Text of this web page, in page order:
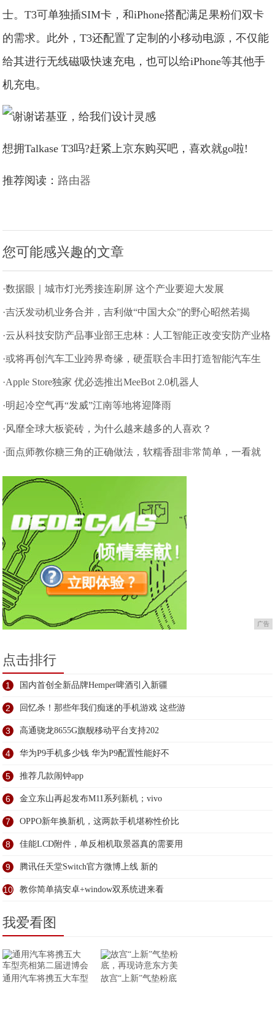
士。T3可单独插SIM卡，和iPhone搭配满足果粉们双卡
的需求。此外，T3还配置了定制的小移动电源，不仅能
给其进行无线磁吸快速充电，也可以给iPhone等其他手
机充电。
想拥Talkase T3吗?赶紧上京东购买吧，喜欢就go啦!
推荐阅读： 路由器
您可能感兴趣的文章
·数据眼｜城市灯光秀接连刷屏 这个产业要迎大发展
·吉沃发动机业务合并，吉利做“中国大众”的野心昭然若揭
·云从科技安防产品事业部王忠林：人工智能正改变安防产业格
局
·或将再创汽车工业跨界奇缘，硬蛋联合丰田打造智能汽车生
态
·Apple Store独家 优必选推出MeeBot 2.0机器人
·明起冷空气再“发威”江南等地将迎降雨
·风靡全球大板瓷砖，为什么越来越多的人喜欢？
·面点师教你糖三角的正确做法，软糯香甜非常简单，一看就
会
广告
点击排行
1 国内首创全新品牌Hemper啤酒引入新疆
2 回忆杀！那些年我们痴迷的手机游戏 这些游
3 高通骁龙8655G旗舰移动平台支持202
4 华为P9手机多少钱 华为P9配置性能好不
5 推荐几款闹钟app
6 金立东山再起发布M11系列新机；vivo
7 OPPO新年换新机，这两款手机堪称性价比
8 佳能LCD附件，单反相机取景器真的需要用
9 腾讯任天堂Switch官方微博上线 新的
10 教你简单搞安卓+window双系统进来看
我爱看图
通用汽车将携五大车型 故宫“上新”气垫粉底